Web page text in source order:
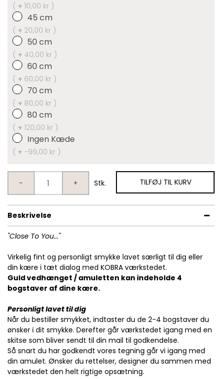
( + 10,00 kr )
45 cm
( + 20,00 kr )
50 cm
( + 40,00 kr )
60 cm
( + 60,00 kr )
70 cm
( + 80,00 kr )
80 cm
( + 120,00 kr )
Ingen Kæde
( + -99,00 kr )
- + Stk. TILFØJ TIL KURV
Beskrivelse
"Close To You..."
Virkelig fint og personligt smykke lavet særligt til dig eller
din kære i tæt dialog med KOBRA værkstedet.
Guld vedhænget / amuletten kan indeholde 4
bogstaver af dine kære.
Personligt lavet til dig
Når du bestiller smykket, indtaster du de 2-4 bogstaver du
ønsker i dit smykke. Derefter går værkstedet igang med en
skitse som bliver sendt til din mail til godkendelse.
Så snart du har godkendt vores tegning går vi igang med
din amulet. Ønsker du rettelser, designer du sammen med
værkstedet den helt rigtige opsætning.